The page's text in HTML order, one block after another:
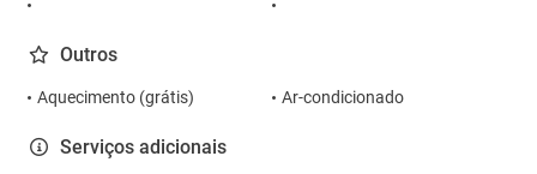
Outros
Aquecimento (grátis) Ar-condicionado
Serviços adicionais